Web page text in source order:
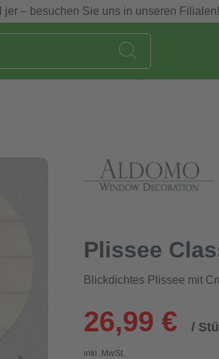
– besuchen Sie uns in unseren Filialen!
Plissee
Blickdichtes Plissee mit
26,99 € /
inkl. MwSt.